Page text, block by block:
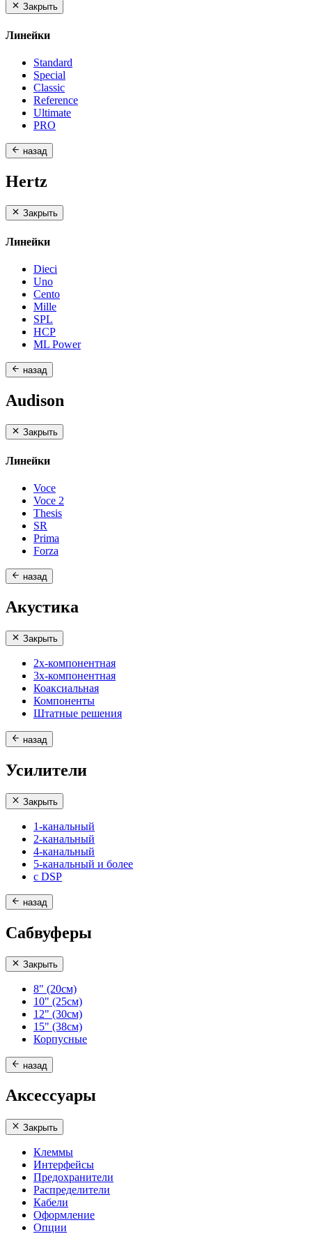
Закрыть
Линейки
Standard
Special
Classic
Reference
Ultimate
PRO
назад
Hertz
Закрыть
Линейки
Dieci
Uno
Cento
Mille
SPL
HCP
ML Power
назад
Audison
Закрыть
Линейки
Voce
Voce 2
Thesis
SR
Prima
Forza
назад
Акустика
Закрыть
2х-компонентная
3х-компонентная
Коаксиальная
Компоненты
Штатные решения
назад
Усилители
Закрыть
1-канальный
2-канальный
4-канальный
5-канальный и более
с DSP
назад
Сабвуферы
Закрыть
8" (20см)
10" (25см)
12" (30см)
15" (38см)
Корпусные
назад
Аксессуары
Закрыть
Клеммы
Интерфейсы
Предохранители
Распределители
Кабели
Оформление
Опции